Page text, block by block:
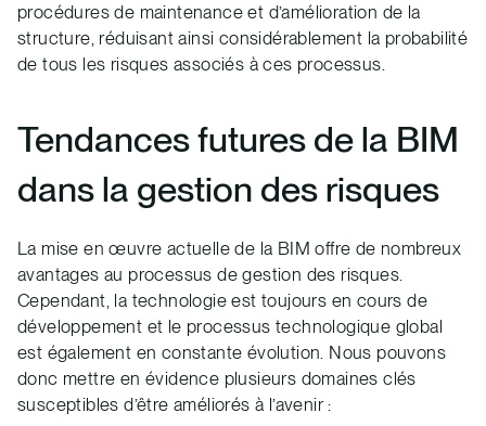
procédures de maintenance et d’amélioration de la
structure, réduisant ainsi considérablement la probabilité
de tous les risques associés à ces processus.
Tendances futures de la BIM
dans la gestion des risques
La mise en œuvre actuelle de la BIM offre de nombreux
avantages au processus de gestion des risques.
Cependant, la technologie est toujours en cours de
développement et le processus technologique global
est également en constante évolution. Nous pouvons
donc mettre en évidence plusieurs domaines clés
susceptibles d’être améliorés à l’avenir :